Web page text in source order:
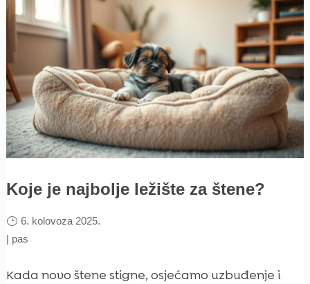
Koje je najbolje ležište za štene?
6. kolovoza 2025.
| pas
Kada novo štene stigne, osjećamo uzbuđenje i